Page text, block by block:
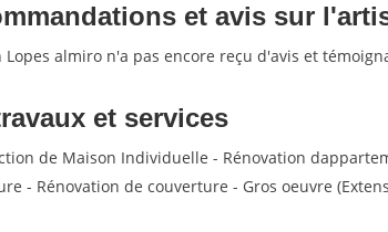
et avis sur
Lopes almiro n'a pas encore reçu d'avis et
et services
de Maison Individuelle - Rénovation
- Rénovation de couverture - Gros oeuvre